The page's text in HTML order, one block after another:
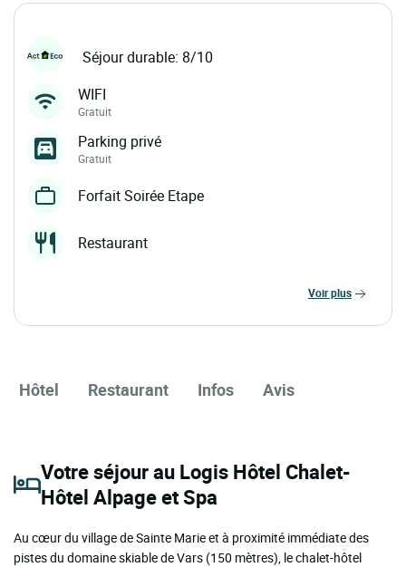
Séjour durable: 8/10
WIFI
Gratuit
Parking privé
Gratuit
Forfait Soirée Etape
Restaurant
voir plus
Hôtel Restaurant Infos Avis
Votre séjour au Logis Hôtel Chalet-
Hôtel Alpage et Spa
Au cœur du village de Sainte Marie et à proximité immédiate des
pistes du domaine skiable de Vars (150 mètres), le chalet-hôtel